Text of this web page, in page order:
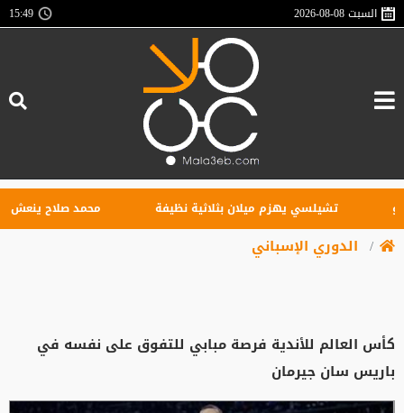
السبت2026-08-08
15:49
تشيلسي يهزم ميلان بثلاثية نظيفة محمد صلاح ينعش خزائن
الدوري الإسباني
كأس العالم للأندية فرصة مبابي للتفوق على نفسه في
باريس سان جيرمان